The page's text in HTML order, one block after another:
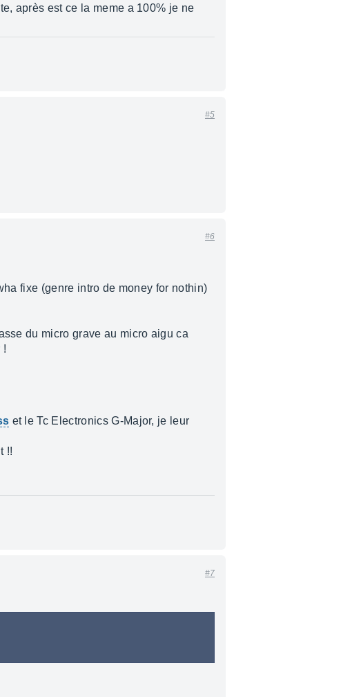
après est ce la meme a 100% je ne
#5
#6
fixe (genre intro de money for nothin)
du micro grave au micro aigu ca
!
et le Tc Electronics G-Major, je leur
!!
#7